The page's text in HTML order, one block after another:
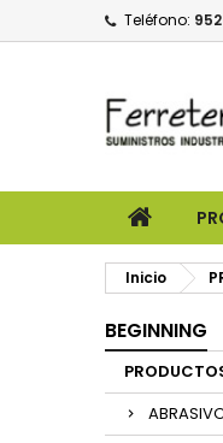
Teléfono:
Inicio
BEGINNING